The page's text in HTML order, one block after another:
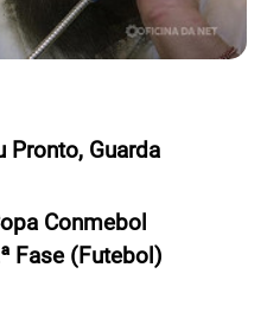
Pronto, Guarda
Conmebol
Fase (Futebol)